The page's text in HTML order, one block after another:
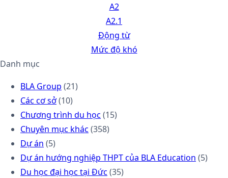
A2
A2.1
Động từ
Mức độ khó
Danh mục
BLA Group (21)
Các cơ sở(10)
Chương trình du học (15)
Chuyên mục khác (358)
Dự án (5)
Dự án hướng nghiệp THPT của BLA Education (5)
Du học đại học tại Đức (35)